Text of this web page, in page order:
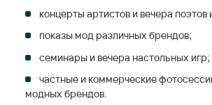
концерты артистов и вечера поэтов
показы мод различных брендов;
семинары и вечера настольных игр;
частные и коммерческие
модных брендов.